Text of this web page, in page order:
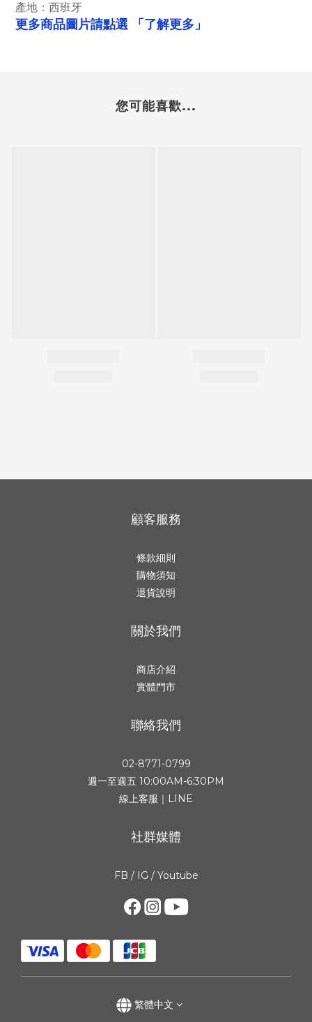
產地：西班牙
更多商品圖片請點選 「了解更多」
您可能喜歡...
顧客服務
條款細則
購物須知
退貨說明
關於我們
商店介紹
實體門市
聯絡我們
02-8771-0799
週一至週五 10:00AM-6:30PM
線上客服｜LINE
社群媒體
FB /IG / Youtube
繁體中文